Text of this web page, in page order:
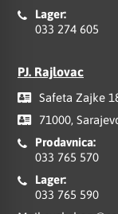
Lager:
033 274 605
PJ. Rajlovac
Safeta Zajke
71000,
Prodavnica:
033 765 570
Lager:
033 765 590